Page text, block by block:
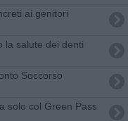
ai genitori
la salute dei denti
Soccorso
solo col Green Pass